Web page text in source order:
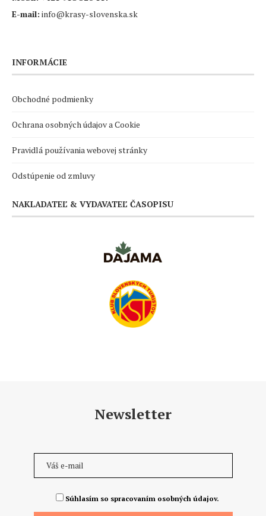
E-mail: info@krasy-slovenska.sk
INFORMÁCIE
Obchodné podmienky
Ochrana osobných údajov a Cookie
Pravidlá používania webovej stránky
Odstúpenie od zmluvy
NAKLADATEĽ & VYDAVATEĽ ČASOPISU
Newsletter
Súhlasím so spracovaním osobných údajov.